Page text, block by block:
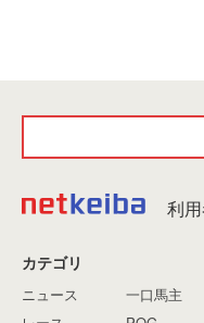
利
カテゴリ
ニュース
一口馬主